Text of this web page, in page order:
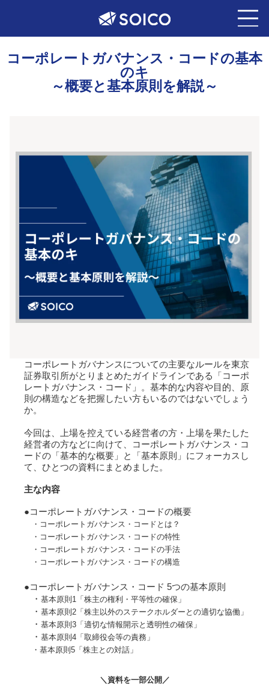
コーポレー トガバナンス ・ コー ドの基本
のキ
～概要と基本原則を解説～
コーポレートガバナンスについての主要なルールを東京
証券取引所がとりまとめたガイドラインである「コーポ
レートガバナンス・コード」。基本的な内容や目的、原
則の構造などを把握したい方もいるのではないでしょう
か。
今回は、上場を控えている経営者の方・上場を果たした
経営者の方などに向けて、コーポレートガバナンス・コ
ードの「基本的な概要」と「基本原則」にフォーカスし
て、ひとつの資料にまとめました。
主な内容
●コーポレートガバナンス・コードの概要
・ コーポレートガバナンス・コードとは？
・コーポレートガバナンス・コードの特性
・コーポレートガバナンス・コードの手法
・コーポレートガバナンス・コードの構造
●コーポレートガバナンス・コード 5つの基本原則
・ 基本原則1「株主の権利・平等性の確保」
・ 基本原則2「株主以外のステークホルダーとの適切な協働」
・ 基本原則3「適切な情報開示と透明性の確保」
・ 基本原則4「取締役会等の責務」
・基本原則5「株主との対話」
＼資料を一部公開／